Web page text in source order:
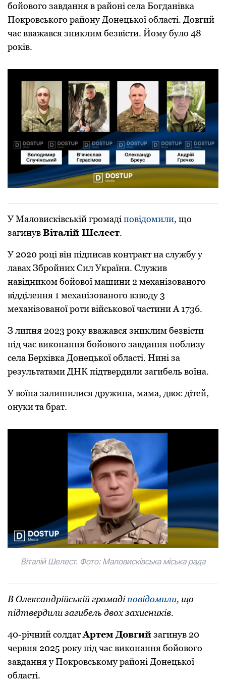
бойового завдання в районі села Богданівка
Покровського району Донецької області. Довгий
час вважався зниклим безвісти. Йому було 48
років.
У Маловисківській громадіповідомили, що
загинувВіталій Шелест.
У 2020 році він підписав контракт на службу у
лавах Збройних Сил України. Служив
навідником бойової машини 2 механізованого
відділення 1 механізованого взводу 3
механізованої роти військової частини А 1736.
З липня 2023 року вважався зниклим безвісти
під час виконання бойового завдання поблизу
села Берхівка Донецької області. Нині за
результатами ДНК підтвердили загибель воїна.
У воїна залишилися дружина, мама, двоє дітей,
онуки та брат.
Віталій Шелест. Фото: Маловисківська міська рада
В Олександрійській громадіповідомили, що
підтвердили загибель двох захисників.
40-річний солдатАртем Довгийзагинув 20
червня 2025 року під час виконання бойового
завдання у Покровському районі Донецької
області.